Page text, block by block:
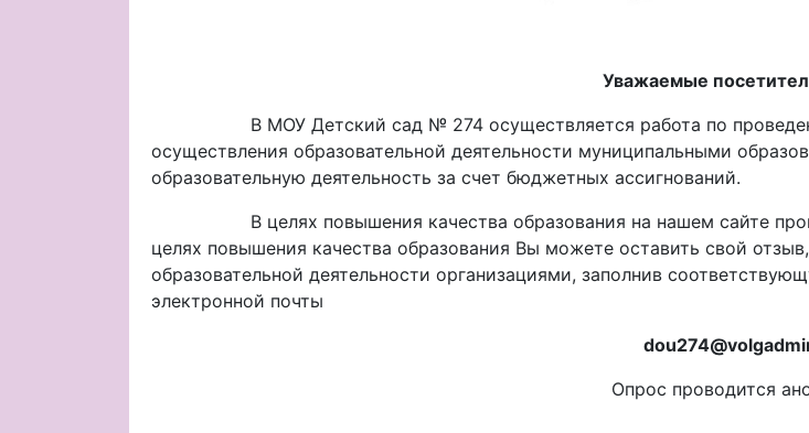
Уважаемые
В МОУ Детский сад № 274 осуществляется работа по
осуществления образовательной деятельности муниципальными
образовательную деятельность за счет бюджетных ассигнований.
В целях повышения качества образования на нашем сайте
целях повышения качества образования Вы можете оставить свой
образовательной деятельности организациями, заполнив
электронной почты
Опрос проводится